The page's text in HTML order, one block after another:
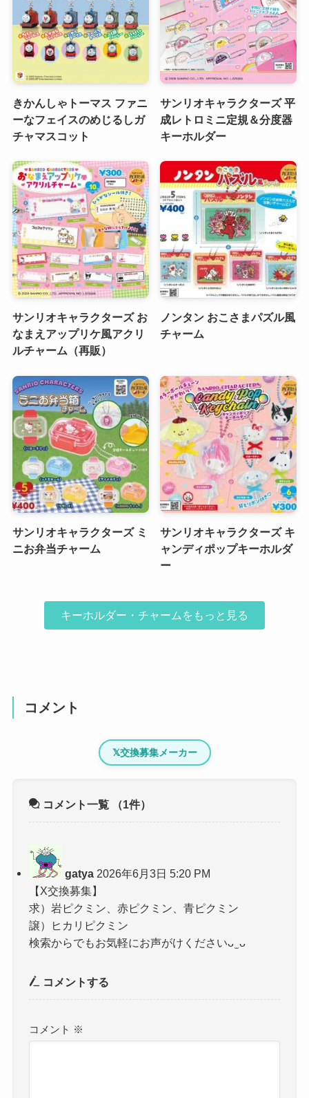
きかんしゃトーマス ファニ
ーなフェイスのめじるしガ
チャマスコット
サンリオキャラクターズ 平
成レトロミニ定規＆分度器
キーホルダー
サンリオキャラクターズ お
なまえアップリケ風アクリ
ルチャーム（再販）
ノンタン おこさまパズル風
チャーム
サンリオキャラクターズ ミ
ニお弁当チャーム
サンリオキャラクターズ キ
ャンディポップキーホルダ
ー
キーホルダー・チャームをもっと見る
コメント
𝕏交換募集メーカー
コメント一覧 （1件）
gatya 2026年6月3日 5:20 PM
【X交換募集】
求）岩ピクミン、赤ピクミン、青ピクミン
譲）ヒカリピクミン
検索からでもお気軽にお声がけくださいᴗ ̫ ᴗ
コメントする
コメント ※